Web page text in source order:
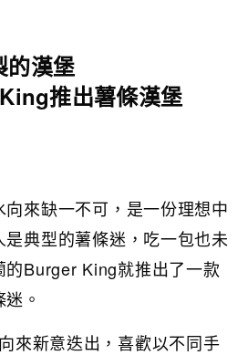
的漢堡
推出薯條漢堡
來缺一不可，是一份理想中
典型的薯條迷，吃一包也未
的Burger King就推出了一款
。
來新意迭出，喜歡以不同手